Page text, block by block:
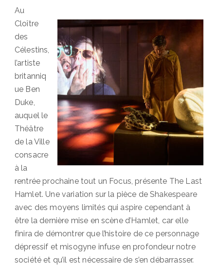
Au
Cloître
des
Célestins,
l’artiste
britanniq
ue Ben
Duke,
auquel le
Théâtre
de la Ville
consacre
à la
rentrée prochaine tout un Focus, présente The Last
Hamlet. Une variation sur la pièce de Shakespeare
avec des moyens limités qui aspire cependant à
être la dernière mise en scène d’Hamlet, car elle
finira de démontrer que l’histoire de ce personnage
dépressif et misogyne infuse en profondeur notre
société et qu’il est nécessaire de s’en débarrasser.